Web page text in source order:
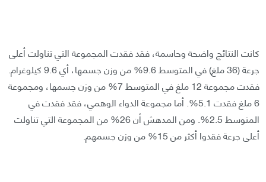
كانت النتائج واضحة وحاسمة، فقد فقدت المجموعة التي تناولت أعلى
جرعة (36 ملغ) في المتوسط 9.6% من وزن جسمها، أي 9.6 كيلوغرام.
فقدت مجموعة 12 ملغ في المتوسط 7% من وزن جسمها، ومجموعة
6 ملغ فقدت 5.1%. أما مجموعة الدواء الوهمي، فقد فقدت في
المتوسط 2.5%. ومن المدهش أن 26% من المجموعة التي تناولت
أعلى جرعة فقدوا أكثر من 15% من وزن جسمهم.